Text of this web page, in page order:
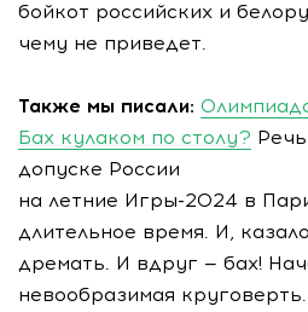
бойкот российских и
чему не приведет.
Также мы писали:
Бах кулаком по столу?
допуске России
на летние Игры-2024 в
длительное время. И,
дремать. И вдруг — бах!
невообразимая круговерть.